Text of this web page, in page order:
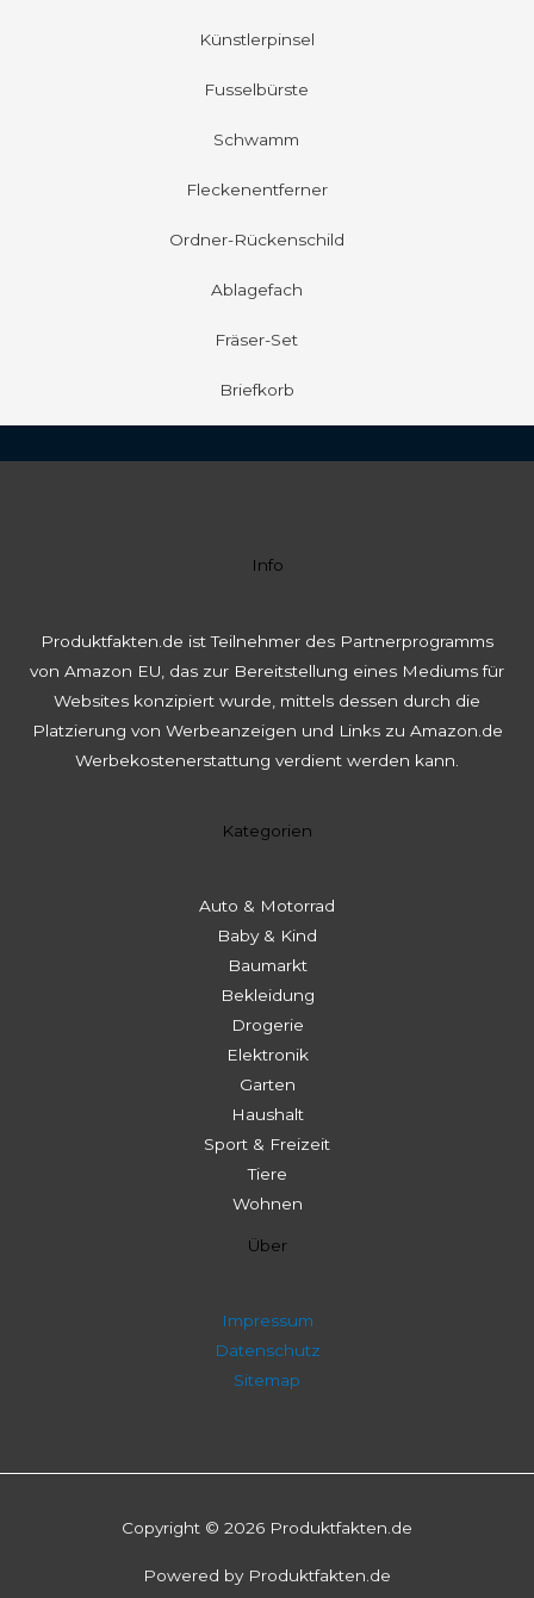
Künstlerpinsel
Fusselbürste
Schwamm
Fleckenentferner
Ordner-Rückenschild
Ablagefach
Fräser-Set
Briefkorb
Info
Produktfakten.de ist Teilnehmer des Partnerprogramms
von Amazon EU, das zur Bereitstellung eines Mediums für
Websites konzipiert wurde, mittels dessen durch die
Platzierung von Werbeanzeigen und Links zu Amazon.de
Werbekostenerstattung verdient werden kann.
Kategorien
Auto & Motorrad
Baby & Kind
Baumarkt
Bekleidung
Drogerie
Elektronik
Garten
Haushalt
Sport & Freizeit
Tiere
Wohnen
Über
Impressum
Datenschutz
Sitemap
Copyright © 2026 Produktfakten.de
Powered by Produktfakten.de